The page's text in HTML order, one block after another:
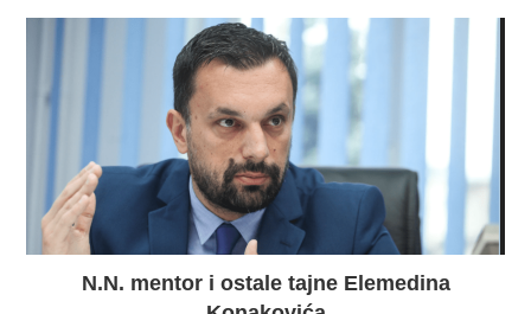
N.N. mentor i ostale tajne Elemedina